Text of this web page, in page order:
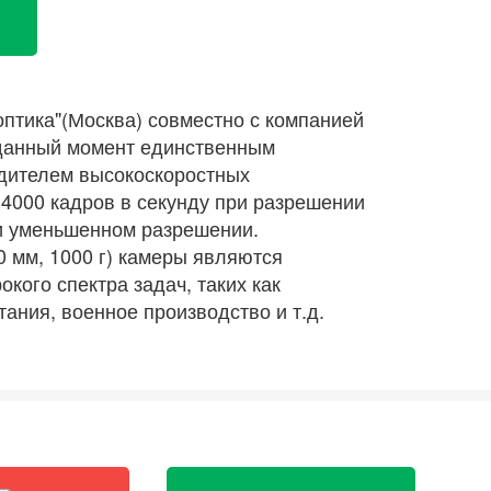
совместно с компанией
момент единственным
высокоскоростных
кадров в секунду при разрешении
уменьшенном разрешении.
мм, 1000 г) камеры являются
спектра задач, таких как
военное производство и т.д.